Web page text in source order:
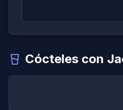
Cócteles con